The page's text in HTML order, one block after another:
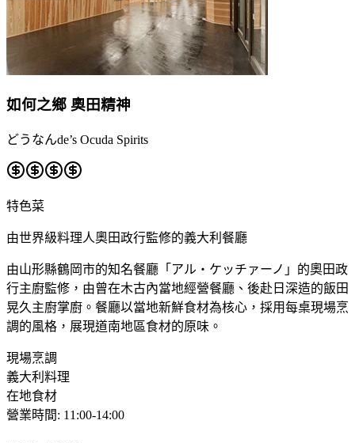
如何之鄉 奧田精神
どうなんde’s Ocuda Spirits
特色菜
由世界級料理人奧田政行監修的義大利餐廳
由山形縣鶴岡市的知名餐廳「アル・ケッチァーノ」的奧田政
行主廚監修，由曾在木古內當地經營餐廳、後赴日深造的飯田
晃久主廚掌廚。餐廳以當地新鮮食材為核心，採用每桌現場烹
調的風格，展現道南地區食材的原味。
現場烹調
義大利料理
在地食材
營業時間: 11:00-14:00